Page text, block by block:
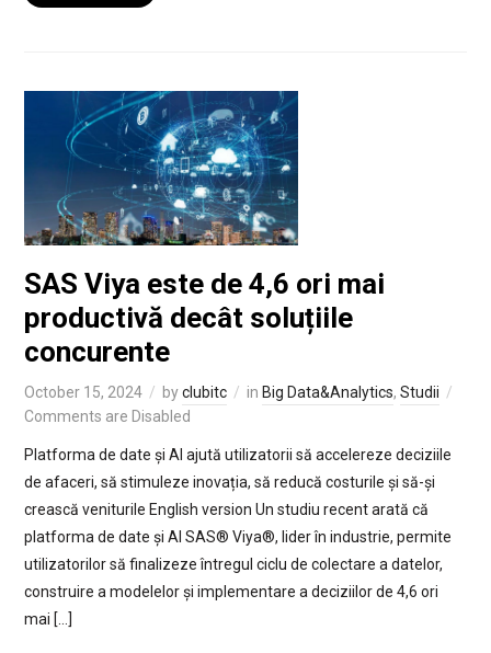
SAS Viya este de 4,6 ori mai
productivă decât soluțiile
concurente
October 15, 2024 byclubitc in Big Data&Analytics, Studii
Comments are Disabled
Platforma de date și AI ajută utilizatorii să accelereze deciziile
de afaceri, să stimuleze inovația, să reducă costurile și să-și
crească veniturile English version Un studiu recent arată că
platforma de date și AI SAS® Viya®, lider în industrie, permite
utilizatorilor să finalizeze întregul ciclu de colectare a datelor,
construire a modelelor și implementare a deciziilor de 4,6 ori
mai […]